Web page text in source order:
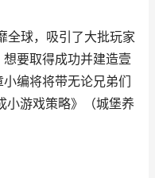
全球，吸引了大批玩家
要取得成功并建造壹
编将将带无论兄弟们
小游戏策略》（城堡养